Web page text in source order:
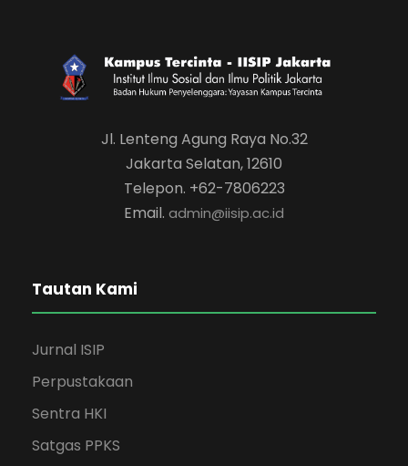
Jl. Lenteng Agung Raya No.32
Jakarta Selatan, 12610
Telepon. +62-7806223
Email. admin@iisip.ac.id
Tautan Kami
Jurnal ISIP
Perpustakaan
Sentra HKI
Satgas PPKS